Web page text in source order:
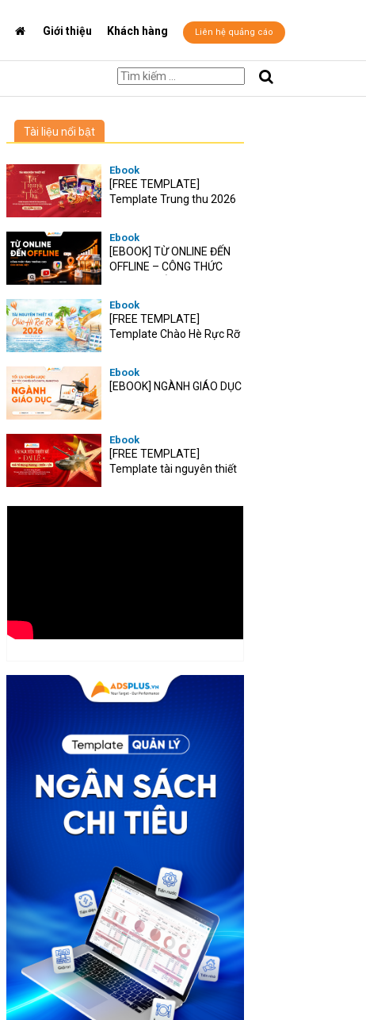
Giới thiệu Khách hàng Liên hệ quảng cáo
Tài liệu nổi bật
Ebook
[FREE TEMPLATE]
Template Trung thu 2026
Ebook
[EBOOK] TỪ ONLINE ĐẾN
OFFLINE – CÔNG THỨC
Ebook
[FREE TEMPLATE]
Template Chào Hè Rực Rỡ
Ebook
[EBOOK] NGÀNH GIÁO DỤC
Ebook
[FREE TEMPLATE]
Template tài nguyên thiết